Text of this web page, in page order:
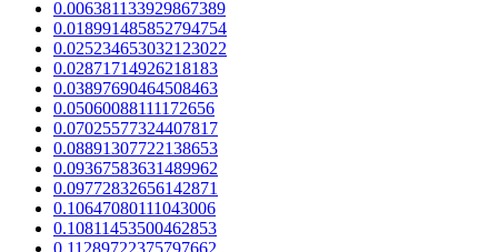
0.006381133929867389
0.018991485852794754
0.025234653032123022
0.02871714926218183
0.03897690464508463
0.05060088111172656
0.07025577324407817
0.08891307722138653
0.09367583631489962
0.09772832656142871
0.10647080111043006
0.10811453500462853
0.11289722375797662